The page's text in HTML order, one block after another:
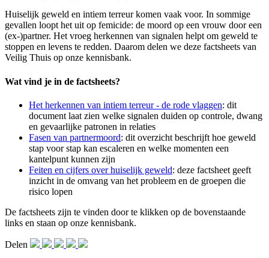
Huiselijk geweld en intiem terreur komen vaak voor. In sommige
gevallen loopt het uit op femicide: de moord op een vrouw door een
(ex-)partner. Het vroeg herkennen van signalen helpt om geweld te
stoppen en levens te redden. Daarom delen we deze factsheets van
Veilig Thuis op onze kennisbank.
Wat vind je in de factsheets?
Het herkennen van intiem terreur - de rode vlaggen: dit
document laat zien welke signalen duiden op controle, dwang
en gevaarlijke patronen in relaties
Fasen van partnermoord: dit overzicht beschrijft hoe geweld
stap voor stap kan escaleren en welke momenten een
kantelpunt kunnen zijn
Feiten en cijfers over huiselijk geweld: deze factsheet geeft
inzicht in de omvang van het probleem en de groepen die
risico lopen
De factsheets zijn te vinden door te klikken op de bovenstaande
links en staan op onze kennisbank.
Delen